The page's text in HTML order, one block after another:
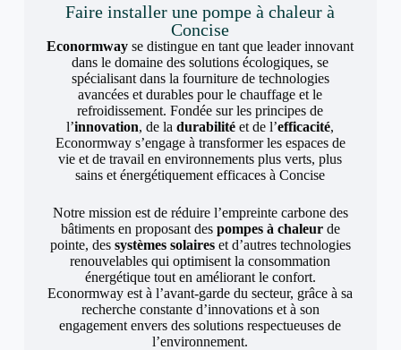
Faire installer une pompe à chaleur à
Concise
Econormway se distingue en tant que leader innovant
dans le domaine des solutions écologiques, se
spécialisant dans la fourniture de technologies
avancées et durables pour le chauffage et le
refroidissement. Fondée sur les principes de
l’innovation, de ladurabilité et de l’efficacité,
Econormway s’engage à transformer les espaces de
vie et de travail en environnements plus verts, plus
sains et énergétiquement efficaces à Concise
Notre mission est de réduire l’empreinte carbone des
bâtiments en proposant des pompes à chaleurde
pointe, des systèmes solaireset d’autres technologies
renouvelables qui optimisent la consommation
énergétique tout en améliorant le confort.
Econormway est à l’avant-garde du secteur, grâce à sa
recherche constante d’innovations et à son
engagement envers des solutions respectueuses de
l’environnement.